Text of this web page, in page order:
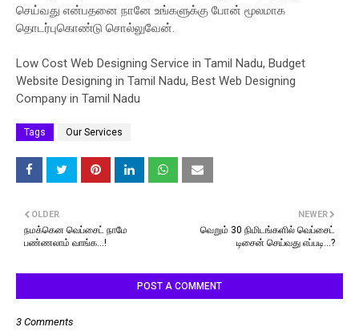
செய்வது என்பதனை நானே உங்களுக்கு போன் மூலமாக
தொடர்புகொண்டு சொல்லுவேன்.
Low Cost Web Designing Service in Tamil Nadu, Budget
Website Designing in Tamil Nadu, Best Web Designing
Company in Tamil Nadu
Tags Our Services
NEWER
வெறும் 30 நிமிடங்களில் வெப்சைட்
டிசைன் செய்வது எப்படி...?
OLDER
நமக்கென வெப்சைட் நாமே
பண்ணலாம் வாங்க...!
POST A COMMENT
3 Comments